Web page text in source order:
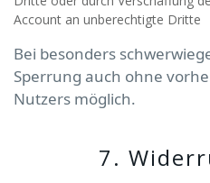
Account an unberechtigte Dritte
Bei besonders
Sperrung auch ohne
Nutzers möglich.
7.